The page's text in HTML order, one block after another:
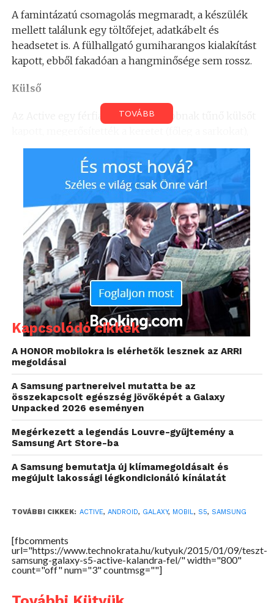
A famintázatú csomagolás megmaradt, a készülék
mellett találunk egy töltőfejet, adatkábelt és
headsetet is. A fülhallgató gumiharangos kialakítást
kapott, ebből fakadóan a hangminősége sem rossz.
Külső
Az Active egy férfiasabb, ellenállóbbnak tűnő külsőt
illetve kemény műanyagokat alkalmaztak, ezt
legjobban egy mászófal felületéhez tudnám
hasonlítani. Az előlapon a gombok egytől-egyig
fizikaiak, eltűntek az érintős megoldások. Nem
változott az előlap méhsejt mintázata, ezt jelen
esetben szürkében láthatjuk. A kijelző változatlanul
5,1 hüvelykes, Full HD felbontású, ráadásként nagyon
szép képet adó Super AMOLED panellel szerelték. A
megjelenítő felett egy Samsung felirat díszeleg,
kicsit feljebb a beszédhangszóró, tőlük jobbra pedig
a fény- és közelségmérő szenzort találjuk. A jobb
szélre csúszott az előlapi 2 megapixeles kamera, a
bal szélre pedig csak a működéskor látható értesítő
LED-et látni. Az előlapot egy Gorilla Glass 3-as
karcálló üveglap védi, ezzel megelőzve a karcok nagy
részét.
TOVÁBB
Kapcsolódó cikkek
A HONOR mobilokra is elérhetők lesznek az ARRI
megoldásai
A Samsung partnereivel mutatta be az
összekapcsolt egészség jövőképét a Galaxy
Unpacked 2026 eseményen
Megérkezett a legendás Louvre-gyűjtemény a
Samsung Art Store-ba
A Samsung bemutatja új klímamegoldásait és
megújult lakossági légkondicionáló kínálatát
TOVÁBBI CIKKEK: ACTIVE, ANDROID, GALAXY, MOBIL, S5, SAMSUNG
[fbcomments
url="https://www.technokrata.hu/kutyuk/2015/01/09/teszt-
samsung-galaxy-s5-active-kalandra-fel/" width="800"
count="off" num="3" countmsg=""]